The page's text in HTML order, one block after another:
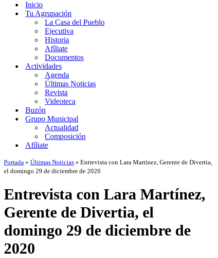
Inicio
Tu Agrupación
La Casa del Pueblo
Ejecutiva
Historia
Afíliate
Documentos
Actividades
Agenda
Últimas Noticias
Revista
Videoteca
Buzón
Grupo Municipal
Actualidad
Composición
Afíliate
Portada » Últimas Noticias » Entrevista con Lara Martínez, Gerente de Divertia,
el domingo 29 de diciembre de 2020
Entrevista con Lara Martínez,
Gerente de Divertia, el
domingo 29 de diciembre de
2020